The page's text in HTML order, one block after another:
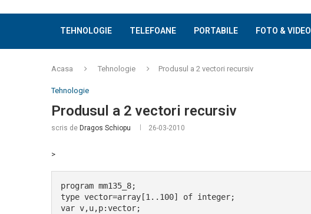
TEHNOLOGIE TELEFOANE PORTABILE FOTO & VIDEO
Acasa Tehnologie Produsul a 2 vectori recursiv
Tehnologie
Produsul a 2 vectori recursiv
scris de Dragos Schiopu 26-03-2010
>
program mm135_8;
type vector=array[1..100] of integer;
var v,u,p:vector;